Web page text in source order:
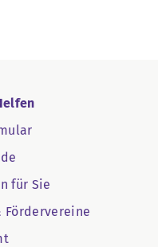
für Sie
Fördervereine